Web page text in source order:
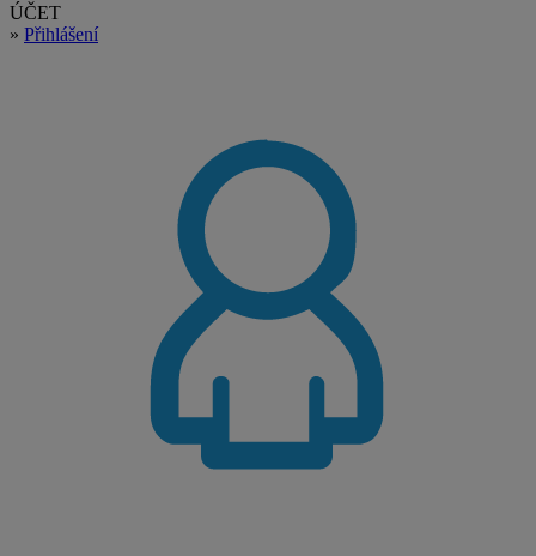
ÚČET
» Přihlášení